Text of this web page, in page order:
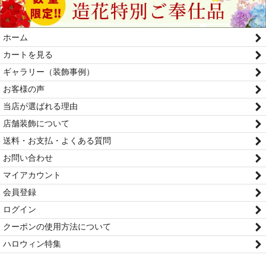
ホーム
カートを見る
ギャラリー（装飾事例）
お客様の声
当店が選ばれる理由
店舗装飾について
送料・お支払・よくある質問
お問い合わせ
マイアカウント
会員登録
ログイン
クーポンの使用方法について
ハロウィン特集